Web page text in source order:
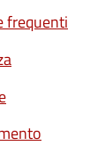
frequenti